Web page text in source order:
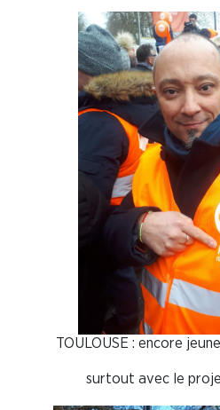
TOULOUSE : encore
surtout avec le